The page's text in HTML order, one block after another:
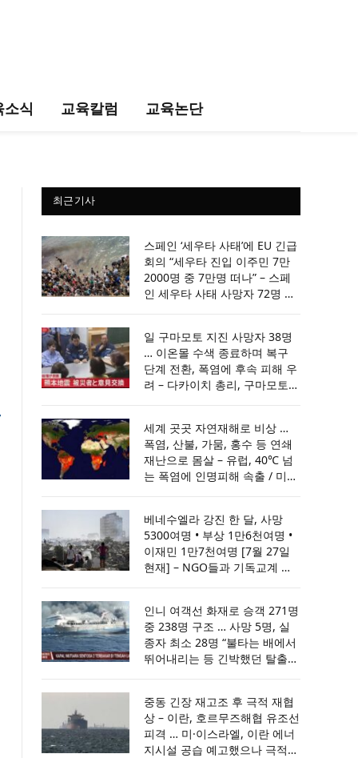
소식 교육칼럼 교육논단
최근기사
스페인 ‘세우타 사태’에 EU 긴급
회의 “세우타 진입 이주민 7만
2000명 중 7만명 떠나” – 스페
인 세우타 사태 사망자 72명 …
일 구마모토 지진 사망자 38명
… 이온몰 수색 종료하며 복구
단계 전환, 폭염에 후속 피해 우
려 – 다카이치 총리, 구마모토
해’ 선포
세계 곳곳 자연재해로 비상 …
폭염, 산불, 가뭄, 홍수 등 연쇄
재난으로 몸살 – 유럽, 40℃ 넘
는 폭염에 인명피해 속출 / 미국
뭄 … 원전·운하가동 차질 / 아프
간·인도·파키스탄 홍수로 최소
70명 사망
베네수엘라 강진 한 달, 사망
5300여명 • 부상 1만6천여명 •
이재민 1만7천여명 [7월 27일
현재] – NGO들과 기독교계 지
인니 여객선 화재로 승객 271명
중 238명 구조 … 사망 5명, 실
종자 최소 28명 “불타는 배에서
뛰어내리는 등 긴박했던 탈출
대 투입해 사고 해역 수색 … 최
소 7일간 수색하되 필요시 14일
까지 연장할 것
중동 긴장 재고조 후 극적 재협
상 – 이란, 호르무즈해협 유조선
피격 … 미·이스라엘, 이란 에너
지시설 공습 예고했으나 극적